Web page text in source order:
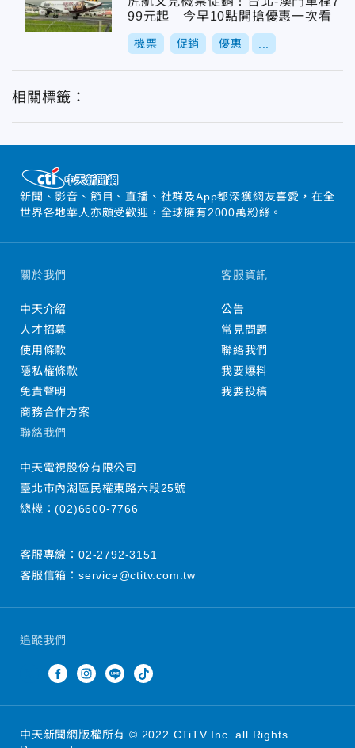
99元起 今早10點開搶優惠一次看
機票 促銷 優惠
相關標籤：
新聞、影音、節目、直播、社群及App都深獲網友喜愛，在全
世界各地華人亦頗受歡迎，全球擁有2000萬粉絲。
追蹤我們
關於我們
中天介紹
人才招募
使用條款
隱私權條款
免責聲明
商務合作方案
客服資訊
公告
常見問題
聯絡我們
我要爆料
我要投稿
聯絡我們
中天電視股份有限公司
臺北市內湖區民權東路六段25號
總機：(02)6600-7766
客服專線： 02-2792-3151
客服信箱： service@ctitv.com.tw
中天新聞網版權所有 © 2022 CTiTV Inc. all Rights